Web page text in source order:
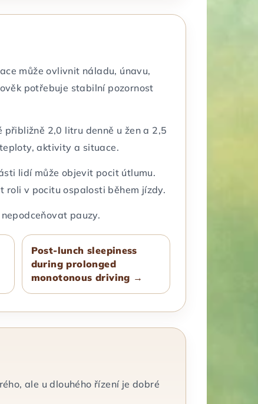
může ovlivnit náladu, únavu,
potřebuje stabilní pozornost
2,0 litru denně u žen a 2,5
aktivity a situace.
lidí může objevit pocit útlumu.
roli v pocitu ospalosti během jízdy.
pauzy.
Post-lunch sleepiness
during prolonged
monotonous driving →
ale u dlouhého řízení je dobré